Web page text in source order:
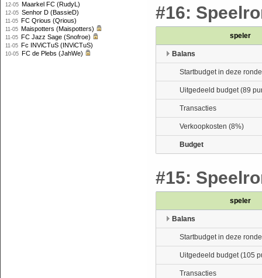
12-05 Maarkel FC (RudyL)
12-05 Senhor D (BassieD)
11-05 FC Qrious (Qrious)
11-05 Maispotters (Maispotters)
11-05 FC Jazz Sage (Snofroe)
11-05 Fc INViCTuS (INViCTuS)
10-05 FC de Plebs (JahWe)
#16:
speler
Balans
Startbudget in deze ronde
Uitgedeeld budget (89
Transacties
Verkoopkosten (8%)
Budget
#15:
speler
Balans
Startbudget in deze ronde
Uitgedeeld budget (105
Transacties